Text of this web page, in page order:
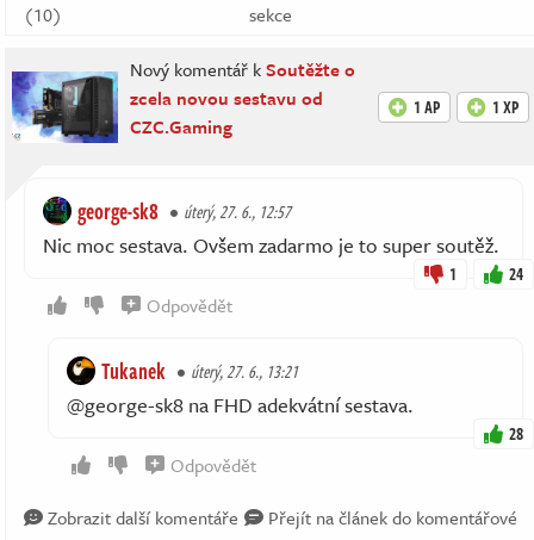
(10)
sekce
Nový komentář kSoutěžte o
zcela novou sestavu od
CZC.Gaming
1 AP 1 XP
george-sk8 úterý, 27. 6., 12:57
Nic moc sestava. Ovšem zadarmo je to super soutěž.
1 24
Odpovědět
Tukanek úterý, 27. 6., 13:21
@george-sk8 na FHD adekvátní sestava.
28
Odpovědět
Zobrazit další komentáře
Přejít na článek do komentářové